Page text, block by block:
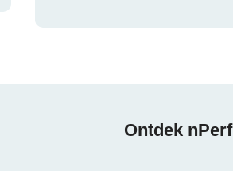
Ontdek nPerf